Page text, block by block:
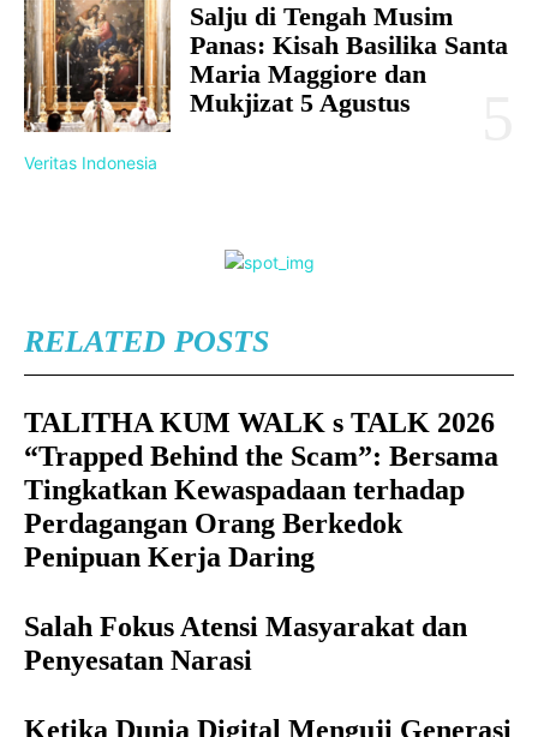
Salju di Tengah Musim
Panas: Kisah Basilika Santa
Maria Maggiore dan
Mukjizat 5 Agustus
Veritas Indonesia
RELATED POSTS
TALITHA KUM WALK s TALK 2026
“Trapped Behind the Scam”: Bersama
Tingkatkan Kewaspadaan terhadap
Perdagangan Orang Berkedok
Penipuan Kerja Daring
Salah Fokus Atensi Masyarakat dan
Penyesatan Narasi
Ketika Dunia Digital Menguji Generasi